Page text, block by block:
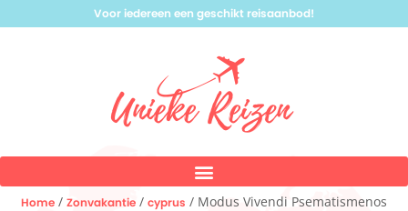
Voor iedereen een geschikt reisaanbod!
Home / Zonvakantie / cyprus / Modus Vivendi Psematismenos